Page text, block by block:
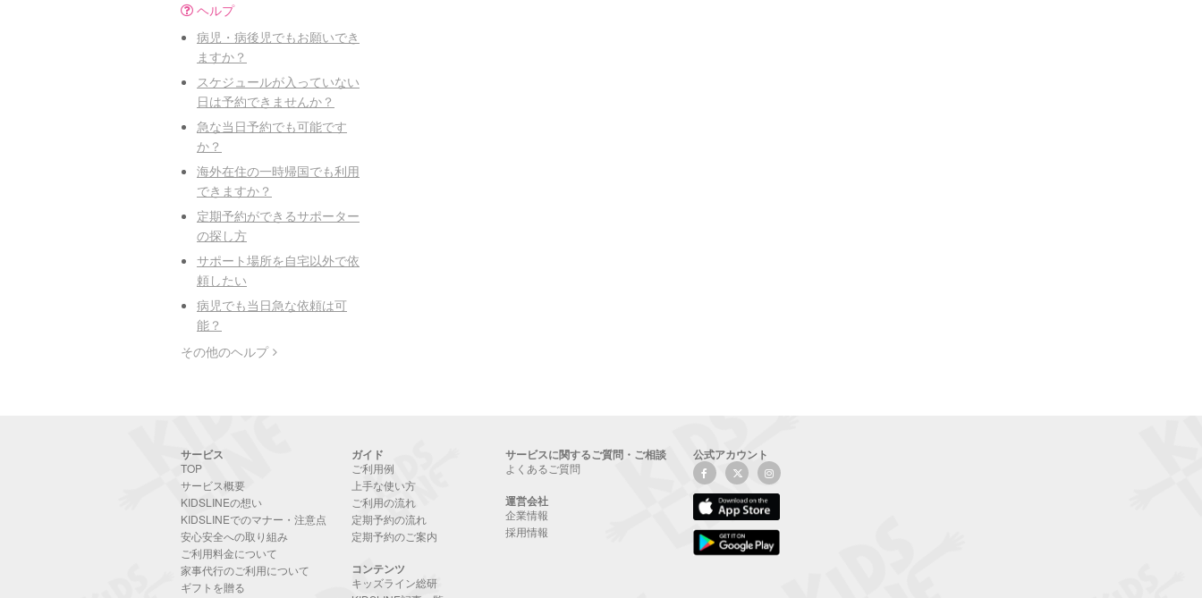
ヘルプ
病児・病後児でもお願いでき
ますか？
スケジュールが入っていない
日は予約できませんか？
急な当日予約でも可能です
か？
海外在住の一時帰国でも利用
できますか？
定期予約ができるサポーター
の探し方
サポート場所を自宅以外で依
頼したい
病児でも当日急な依頼は可
能？
その他のヘルプ
サービス
TOP
サービス概要
KIDSLINEの想い
KIDSLINEでのマナー・注意点
安心安全への取り組み
ご利用料金について
家事代行のご利用について
ギフトを贈る
ガイド
ご利用例
上手な使い方
ご利用の流れ
定期予約の流れ
定期予約のご案内
コンテンツ
キッズライン総研
サービスに関するご質問・ご相談
よくあるご質問
運営会社
企業情報
採用情報
公式アカウント